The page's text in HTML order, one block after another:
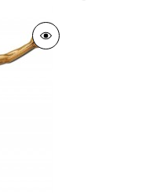
Kg